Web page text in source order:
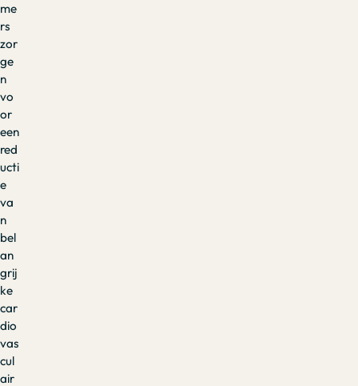
me
rs
zor
ge
n
vo
or
een
red
ucti
e
va
n
bel
an
grij
ke
car
dio
vas
cul
air